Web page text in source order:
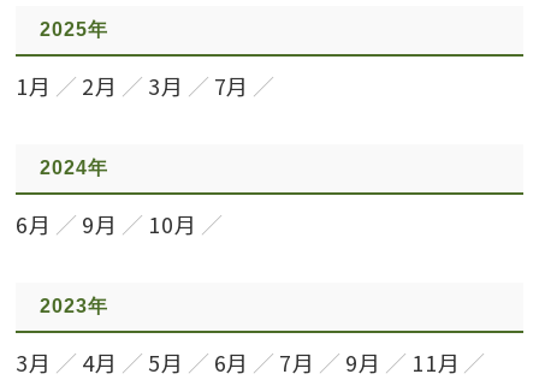
2025年
1月 2月 3月 7月
2024年
6月 9月 10月
2023年
3月 4月 5月 6月 7月 9月 11月